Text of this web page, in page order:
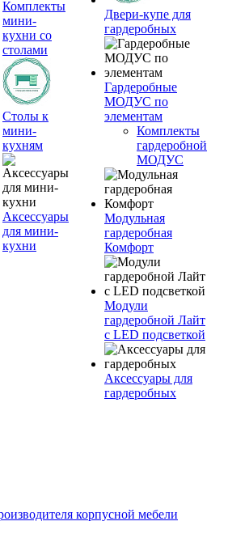
Комплекты
мини-
кухни со
столами
Столы к
мини-
кухням
Аксессуары
для мини-
кухни
Двери-купе для
гардеробных
Гардеробные
МОДУС по
элементам
Комплекты
гардеробной
МОДУС
Модульная
гардеробная
Комфорт
Модули
гардеробной Лайт
с LED подсветкой
Аксессуары для
гардеробных